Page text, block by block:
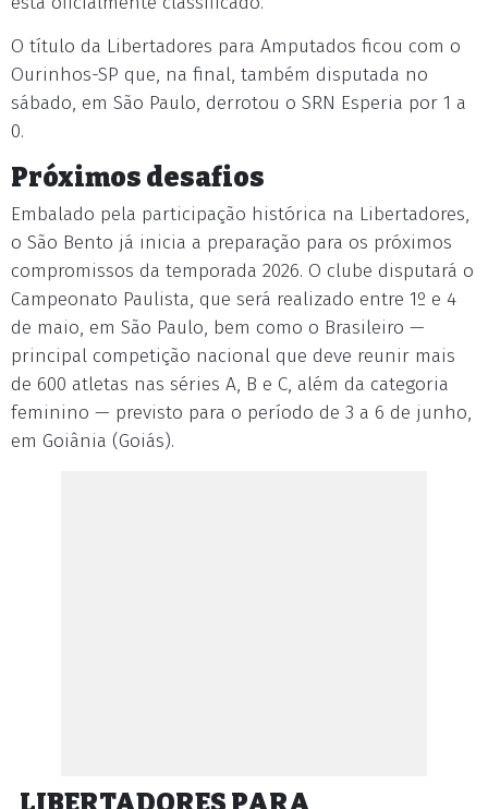
O título da Libertadores para Amputados ficou com o
Ourinhos-SP que, na final, também disputada no
sábado, em São Paulo, derrotou o SRN Esperia por 1 a
0.
Próximos desafios
Embalado pela participação histórica na Libertadores,
o São Bento já inicia a preparação para os próximos
compromissos da temporada 2026. O clube disputará o
Campeonato Paulista, que será realizado entre 1º e 4
de maio, em São Paulo, bem como o Brasileiro —
principal competição nacional que deve reunir mais
de 600 atletas nas séries A, B e C, além da categoria
feminino — previsto para o período de 3 a 6 de junho,
em Goiânia (Goiás).